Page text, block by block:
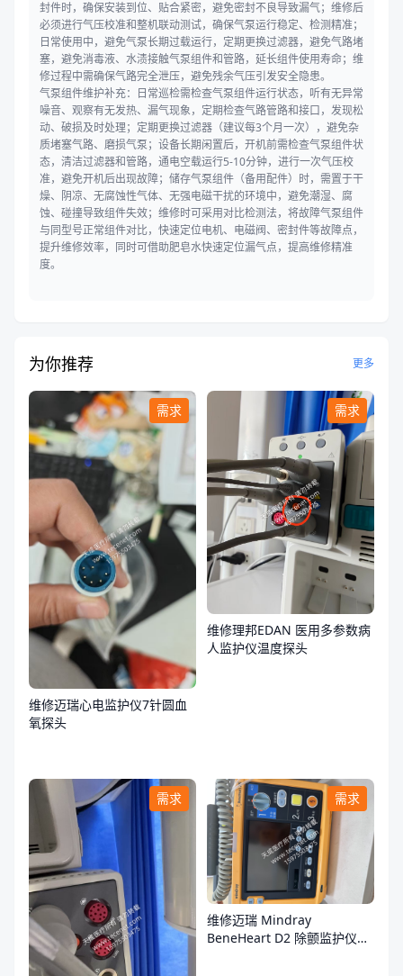
封件时，确保安装到位、贴合紧密，避免密封不良导致漏气；维修后
必须进行气压校准和整机联动测试，确保气泵运行稳定、检测精准；
日常使用中，避免气泵长期过载运行，定期更换过滤器，避免气路堵
塞，避免消毒液、水渍接触气泵组件和管路，延长组件使用寿命；维
修过程中需确保气路完全泄压，避免残余气压引发安全隐患。
气泵组件维护补充：日常巡检需检查气泵组件运行状态，听有无异常
噪音、观察有无发热、漏气现象，定期检查气路管路和接口，发现松
动、破损及时处理；定期更换过滤器（建议每3个月一次），避免杂
质堵塞气路、磨损气泵；设备长期闲置后，开机前需检查气泵组件状
态，清洁过滤器和管路，通电空载运行5-10分钟，进行一次气压校
准，避免开机后出现故障；储存气泵组件（备用配件）时，需置于干
燥、阴凉、无腐蚀性气体、无强电磁干扰的环境中，避免潮湿、腐
蚀、碰撞导致组件失效；维修时可采用对比检测法，将故障气泵组件
与同型号正常组件对比，快速定位电机、电磁阀、密封件等故障点，
提升维修效率，同时可借助肥皂水快速定位漏气点，提高维修精准
度。
为你推荐 更多
需求
维修迈瑞心电监护仪7针圆血
氧探头
需求
维修理邦EDAN 医用多参数病
人监护仪温度探头
需求 需求
维修迈瑞 Mindray
BeneHeart D2 除颤监护仪故